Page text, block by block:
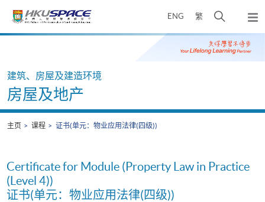
ENG 繁
开
搜
寻
弹
出
主
Main
建筑、房屋及建造环境
房屋及地产
主页 课程 证书(单元：物业应用法律(四级))
Certificate for Module (Property Law in Practice
(Level 4))
证书(单元：物业应用法律(四级))